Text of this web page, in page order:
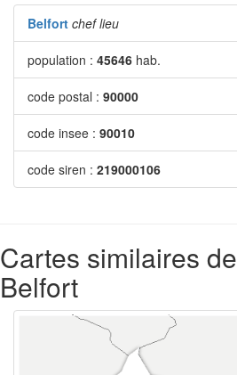
Belfort chef lieu
population : 45646 hab.
code postal : 90000
code insee : 90010
code siren : 219000106
Cartes similaires
Belfort